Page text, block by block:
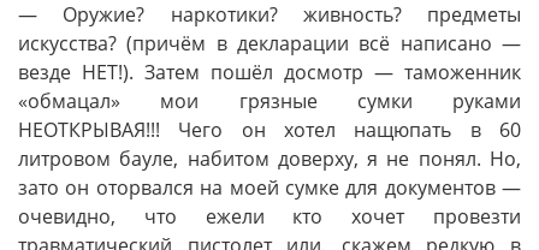
— Оружие? наркотики? живность? предметы
искусства? (причём в декларации всё написано —
везде НЕТ!). Затем пошёл досмотр — таможенник
«обмацал» мои грязные сумки руками
НЕОТКРЫВАЯ!!! Чего он хотел нащюпать в 60
литровом бауле, набитом доверху, я не понял. Но,
зато он оторвался на моей сумке для документов —
очевидно, что ежели кто хочет провезти